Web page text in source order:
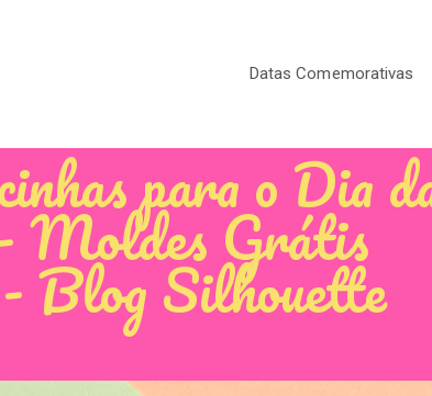
Datas Comemorativas
para o Dia
Grátis
Blog Silhouette